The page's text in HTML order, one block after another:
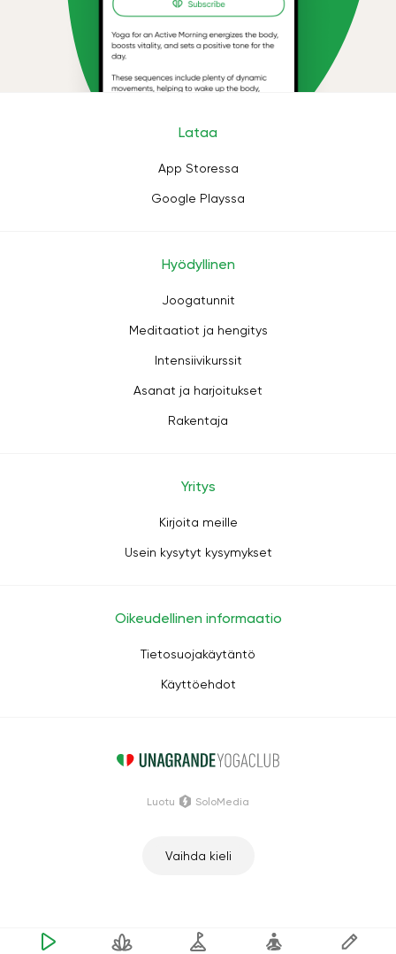
Lataa
App Storessa
Google Playssa
Hyödyllinen
Joogatunnit
Meditaatiot ja hengitys
Intensiivikurssit
Asanat ja harjoitukset
Rakentaja
Yritys
Kirjoita meille
Usein kysytyt kysymykset
Oikeudellinen informaatio
Tietosuojakäytäntö
Käyttöehdot
Vaihda kieli
Luotu SoloMedia